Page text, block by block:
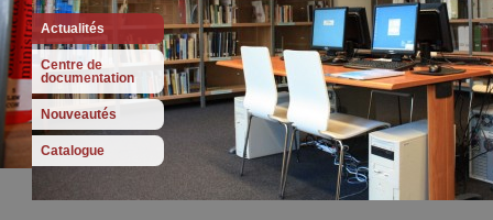
Actualités
Centre de
documentation
Nouveautés
Catalogue